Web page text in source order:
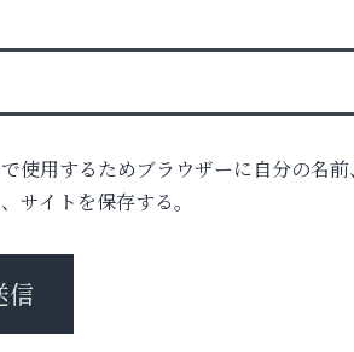
使用するためブラウザーに自分の名前
サイトを保存する。